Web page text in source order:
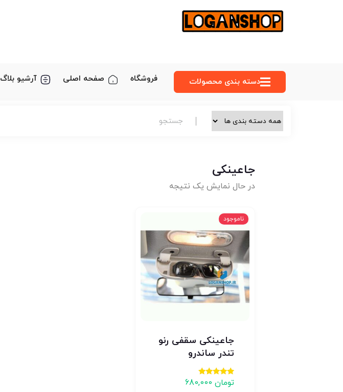
دسته‌ بندی محصولات فروشگاه صفحه اصلی آرشیو بلاگ
جاعینکی
در حال نمایش یک نتیجه
ناموجود
جاعینکی سقفی رنو
تندر ساندرو
امتیاز
5.00
تومان